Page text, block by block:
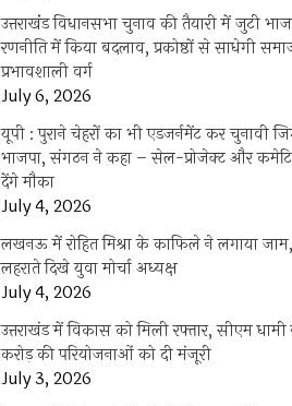
उत्तराखंंड विधानसभा चुनाव की तैयारी में जुटी
रणनीति में किया बदलाव, प्रकोष्ठों से साधेगी
प्रभावशाली वर्ग
July 6, 2026
यूपी : पुराने चेहरों का भी एडजर्नमेंट कर चुनावी
भाजपा, संगठन ने कहा – सेल-प्रोजेक्ट और
देंगे मौका
July 4, 2026
लखनऊ में रोहित मिश्रा के काफिले ने लगाया
लहराते दिखे युवा मोर्चा अध्यक्ष
July 4, 2026
उत्तराखंड में विकास को मिली रफ्तार, सीएम
करोड़ की परियोजनाओं को दी मंजूरी
July 3, 2026